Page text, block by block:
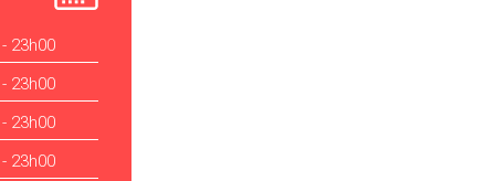
23h00
23h00
23h00
23h00